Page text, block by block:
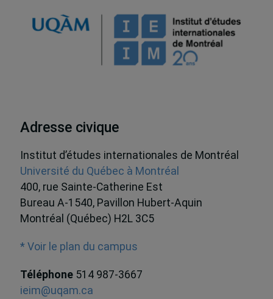
Adresse civique
Institut d’études internationales de Montréal
Université du Québec à Montréal
400, rue Sainte-Catherine Est
Bureau A-1540, Pavillon Hubert-Aquin
Montréal (Québec) H2L 3C5
* Voir le plan du campus
Téléphone 514 987-3667
ieim@uqam.ca